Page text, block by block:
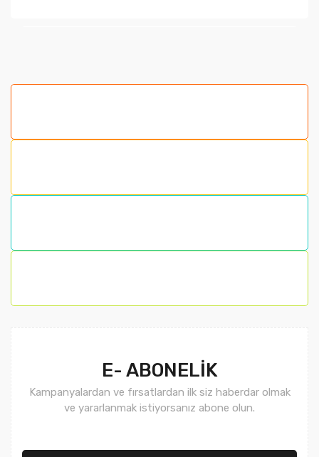
Bu ürüne benzer farklı alternatifler olmalı.
E- ABONELİK
Kampanyalardan ve fırsatlardan ilk siz haberdar olmak
ve yararlanmak istiyorsanız abone olun.